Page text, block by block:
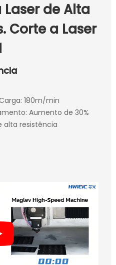
de Alta
Corte a Laser
180m/min
Aumento de 30%
alta resistência